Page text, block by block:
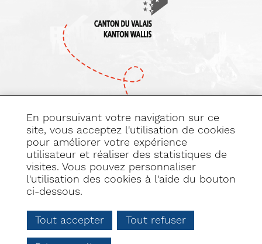
Abonnez-vous
à notre newsletter
PLAN DU SITE DÉCLARATION DE CONSENTEMENT AUX COOKIES
En poursuivant votre navigation sur ce
site, vous acceptez l'utilisation de cookies
pour améliorer votre expérience
utilisateur et réaliser des statistiques de
visites. Vous pouvez personnaliser
l'utilisation des cookies à l'aide du bouton
ci-dessous.
Tout accepter Tout refuser